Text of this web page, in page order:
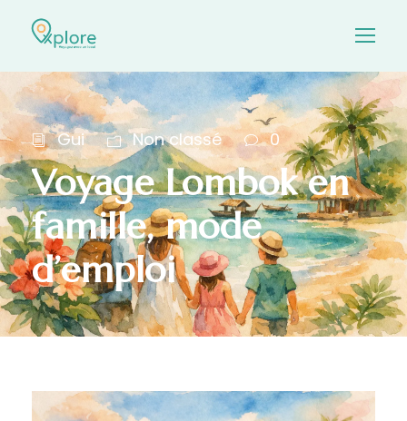
Gui Non classé 0
Voyage Lombok en
famille, mode
d’emploi